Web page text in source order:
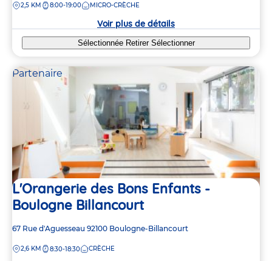
la
DISTANCE
2,5 KM 8:00-19:00 MICRO-CRÈCHE
Voir plus de détails
Sélectionnée Retirer Sélectionner
Partenaire
L'Orangerie des Bons Enfants -
Boulogne Billancourt
Adresse
la
67 Rue d'Aguesseau 92100 Boulogne-Billancourt
DISTANCE
2,6 KM 8:30-18:30 CRÈCHE